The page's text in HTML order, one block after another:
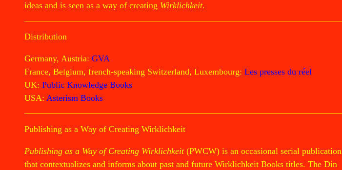
ideas and is seen as a way of creating Wirklichkeit.
Distribution
Germany, Austria: GVA
France, Belgium, french-speaking Switzerland, Luxembourg: Les presses du réel
UK: Public Knowledge Books
USA: Asterism Books
Publishing as a Way of Creating Wirklichkeit
Publishing as a Way of Creating Wirklichkeit(PWCW) is an occasional serial publication
that contextualizes and informs about past and future Wirklichkeit Books titles. The Din